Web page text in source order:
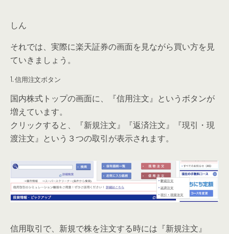
しん
それでは、実際に楽天証券の画面を見ながら買い方を見
ていきましょう。
1. 信用注文ボタン
国内株式トップの画面に、『信用注文』というボタンが
増えています。
クリックすると、『新規注文』『返済注文』『現引・現
渡注文』という３つの取引が表示されます。
信用取引で、新規で株を注文する時には『新規注文』